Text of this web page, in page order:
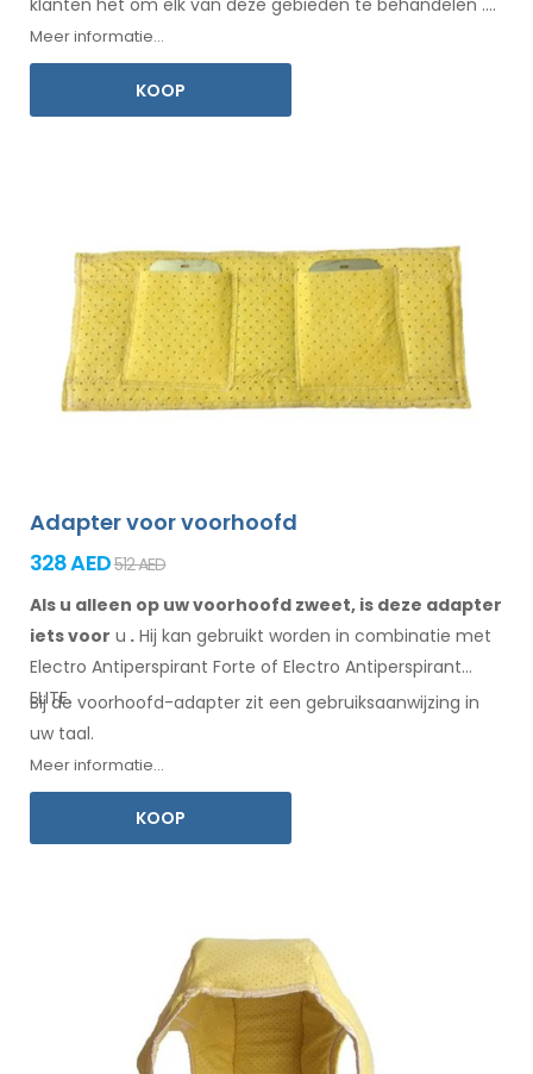
klanten het om elk van deze gebieden te behandelen .
Eengebruiksaanwijzing
Meer informatie...
KOOP
Adapter voor voorhoofd
328 AED512 AED
Als u alleen op uw voorhoofd zweet, is deze adapter
iets voor u . Hij kan gebruikt worden in combinatie met
Electro Antiperspirant Forte of Electro Antiperspirant
ELITE.
Bij de voorhoofd-adapter zit een gebruiksaanwijzing in
uw taal.
Meer informatie...
KOOP